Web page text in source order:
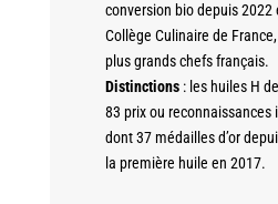
conversion bio depuis 2022
Collège Culinaire de
plus grands chefs français.
Distinctions : les huiles H
83 prix ou
dont 37 médailles d’or
la première huile en 2017.